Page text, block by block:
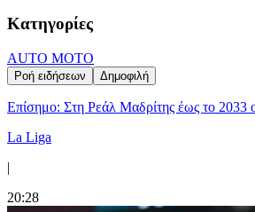
Κατηγορίες
AUTO MOTO
Ροή ειδήσεων Δημοφιλή
Επίσημο: Στη Ρεάλ Μαδρίτης έως το 2033
La Liga
|
20:28